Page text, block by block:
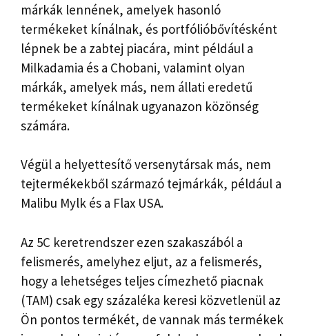
márkák lennének, amelyek hasonló
termékeket kínálnak, és portfólióbővítésként
lépnek be a zabtej piacára, mint például a
Milkadamia és a Chobani, valamint olyan
márkák, amelyek más, nem állati eredetű
termékeket kínálnak ugyanazon közönség
számára.
Végül a helyettesítő versenytársak más, nem
tejtermékekből származó tejmárkák, például a
Malibu Mylk és a Flax USA.
Az 5C keretrendszer ezen szakaszából a
felismerés, amelyhez eljut, az a felismerés,
hogy a lehetséges teljes címezhető piacnak
(TAM) csak egy százaléka keresi közvetlenül az
Ön pontos termékét, de vannak más termékek